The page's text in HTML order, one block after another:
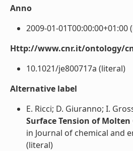
Anno
2009-01-01T00:00:00+01:00
Http://www.cnr.it/ontology/
10.1021/je800717a (literal)
Alternative label
E. Ricci; D. Giuranno; I.
Surface Tension of
in Journal of chemical and
(literal)